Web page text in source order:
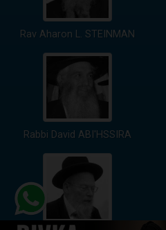
Rav Aharon L. STEINMAN
Rabbi David ABI'HSSIRA